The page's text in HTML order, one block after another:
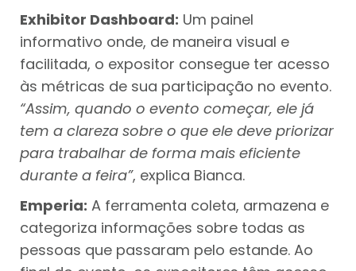
Exhibitor Dashboard: Um painel
informativo onde, de maneira visual e
facilitada, o expositor consegue ter acesso
às métricas de sua participação no evento.
“Assim, quando o evento começar, ele já
tem a clareza sobre o que ele deve priorizar
para trabalhar de forma mais eficiente
durante a feira”, explica Bianca.
Emperia: A ferramenta coleta, armazena e
categoriza informações sobre todas as
pessoas que passaram pelo estande. Ao